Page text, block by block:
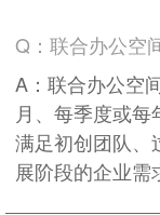
Q：联合办公空
A：联合办公空
月、每季度或
满足初创团队、
展阶段的企业需